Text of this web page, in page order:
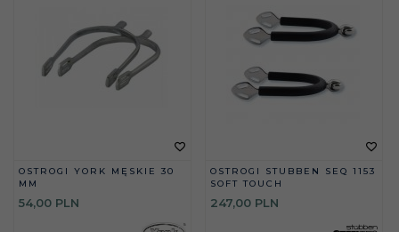
OSTROGI YORK MĘSKIE 30
MM
54,00 PLN
OSTROGI STUBBEN SEQ 1153
SOFT TOUCH
247,00 PLN